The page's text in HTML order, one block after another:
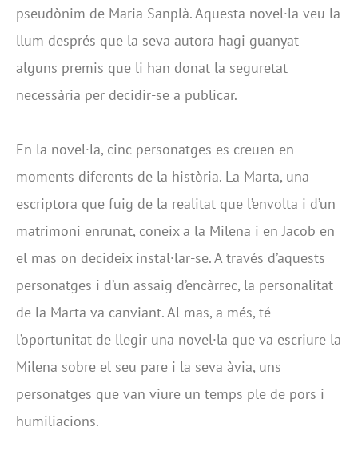
pseudònim de Maria Sanplà. Aquesta novel·la veu la
llum després que la seva autora hagi guanyat
alguns premis que li han donat la seguretat
necessària per decidir-se a publicar.
En la novel·la, cinc personatges es creuen en
moments diferents de la història. La Marta, una
escriptora que fuig de la realitat que l’envolta i d’un
matrimoni enrunat, coneix a la Milena i en Jacob en
el mas on decideix instal·lar-se. A través d’aquests
personatges i d’un assaig d’encàrrec, la personalitat
de la Marta va canviant. Al mas, a més, té
l’oportunitat de llegir una novel·la que va escriure la
Milena sobre el seu pare i la seva àvia, uns
personatges que van viure un temps ple de pors i
humiliacions.